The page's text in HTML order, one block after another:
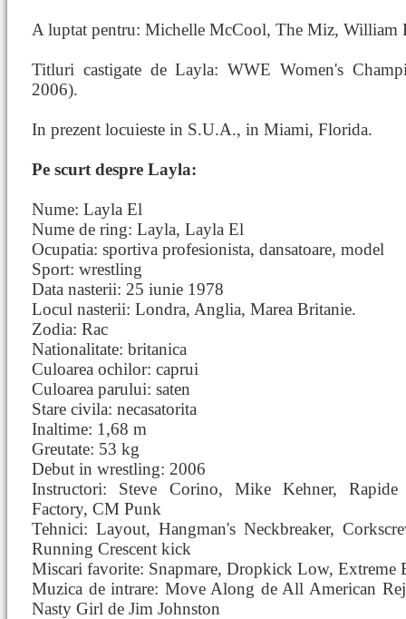
A luptat pentru: Michelle McCool, The Miz, William
Titluri castigate de Layla: WWE Women's
2006).
In prezent locuieste in S.U.A., in Miami, Florida.
Pe scurt despre Layla:
Nume: Layla El
Nume de ring: Layla, Layla El
Ocupatia: sportiva profesionista, dansatoare, model
Sport: wrestling
Data nasterii: 25 iunie 1978
Locul nasterii: Londra, Anglia, Marea Britanie.
Zodia: Rac
Nationalitate: britanica
Culoarea ochilor: caprui
Culoarea parului: saten
Stare civila: necasatorita
Inaltime: 1,68 m
Greutate: 53 kg
Debut in wrestling: 2006
Instructori: Steve Corino, Mike Kehner, Rapide
Factory, CM Punk
Tehnici: Layout, Hangman's Neckbreaker,
Running Crescent kick
Miscari favorite: Snapmare, Dropkick Low, Extreme
Muzica de intrare: Move Along de All American
Nasty Girl de Jim Johnston